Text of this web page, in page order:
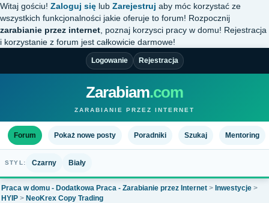
Witaj gościu! Zaloguj się lub Zarejestruj aby móc korzystać ze
wszystkich funkcjonalności jakie oferuje to forum! Rozpocznij
zarabianie przez internet , poznaj korzysci pracy w domu! Rejestracja
i korzystanie z forum jest całkowicie darmowe!
Logowanie Rejestracja
Zarabiam.com
ZARABIANIE PRZEZ INTERNET
Forum Pokaż nowe posty Poradniki Szukaj Mentoring
STYL: Czarny Biały
Praca w domu - Dodatkowa Praca - Zarabianie przez Internet > Inwestycje >
HYIP > NeoKrex Copy Trading